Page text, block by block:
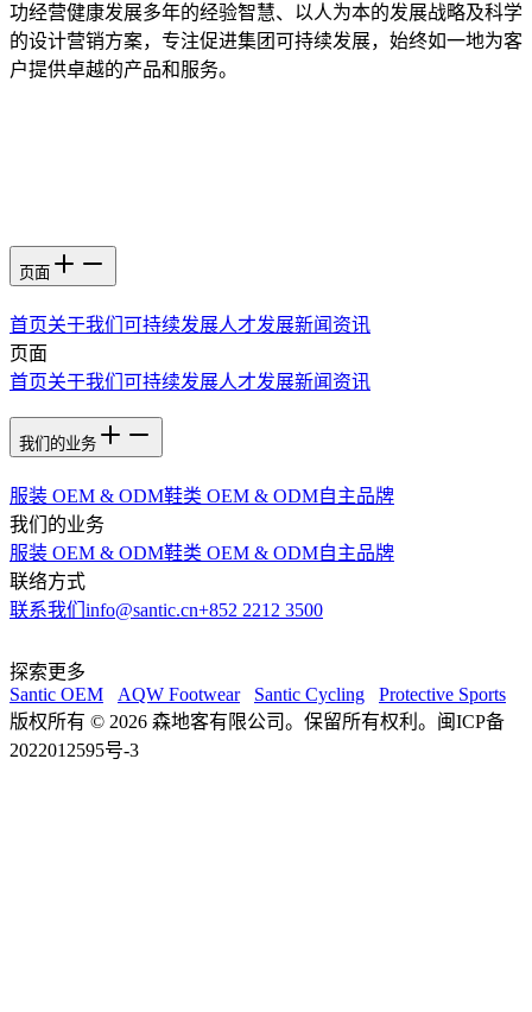
功经营健康发展多年的经验智慧、以人为本的发展战略及科学
的设计营销方案，专注促进集团可持续发展，始终如一地为客
户提供卓越的产品和服务。
页面
首页关于我们 可持续发展人才发展新闻资讯
页面
首页关于我们 可持续发展人才发展新闻资讯
我们的业务
服装 OEM & ODM鞋类 OEM & ODM自主品牌
我们的业务
服装 OEM & ODM鞋类 OEM & ODM自主品牌
联络方式
联系我们 info@santic.cn+852 2212 3500
探索更多
Santic OEM
AQW Footwear Santic Cycling
Protective Sports
版权所有 © 2026 森地客有限公司。保留所有权利。闽ICP备
2022012595号-3